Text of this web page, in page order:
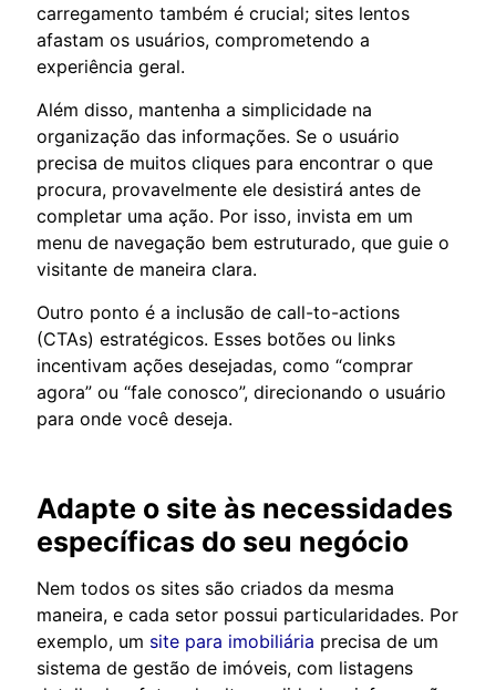
carregamento também é crucial; sites lentos
afastam os usuários, comprometendo a
experiência geral.
Além disso, mantenha a simplicidade na
organização das informações. Se o usuário
precisa de muitos cliques para encontrar o que
procura, provavelmente ele desistirá antes de
completar uma ação. Por isso, invista em um
menu de navegação bem estruturado, que guie o
visitante de maneira clara.
Outro ponto é a inclusão de call-to-actions
(CTAs) estratégicos. Esses botões ou links
incentivam ações desejadas, como “comprar
agora” ou “fale conosco”, direcionando o usuário
para onde você deseja.
Adapte o site às necessidades
específicas do seu negócio
Nem todos os sites são criados da mesma
maneira, e cada setor possui particularidades. Por
exemplo, um site para imobiliária precisa de um
sistema de gestão de imóveis, com listagens